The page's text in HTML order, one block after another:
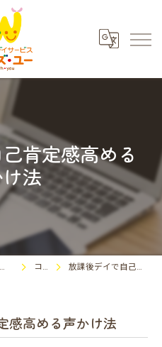
肯定感高める
法
埼玉県川口市の放課後等デイサービスならウィズ・ユー川口東領家 コラム 放課後デイで自己肯定感高める声かけ法
感高める声かけ法